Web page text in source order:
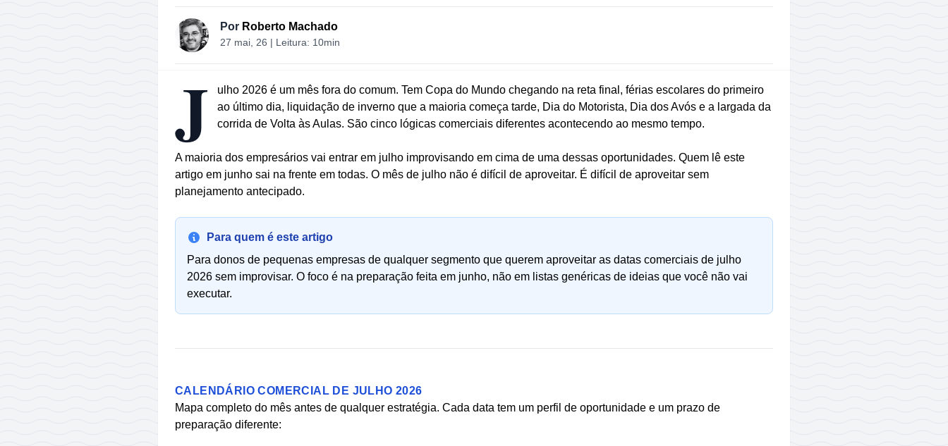
Por Roberto Machado
27 mai, 26 | Leitura: 10min
J
ulho 2026 é um mês fora do comum. Tem Copa do Mundo chegando na reta final, férias escolares do primeiro
ao último dia, liquidação de inverno que a maioria começa tarde, Dia do Motorista, Dia dos Avós e a largada da
corrida de Volta às Aulas. São cinco lógicas comerciais diferentes acontecendo ao mesmo tempo.
A maioria dos empresários vai entrar em julho improvisando em cima de uma dessas oportunidades. Quem lê este
artigo em junho sai na frente em todas. O mês de julho não é difícil de aproveitar. É difícil de aproveitar sem
planejamento antecipado.
Para quem é este artigo
Para donos de pequenas empresas de qualquer segmento que querem aproveitar as datas comerciais de julho
2026 sem improvisar. O foco é na preparação feita em junho, não em listas genéricas de ideias que você não vai
executar.
CALENDÁRIO COMERCIAL DE JULHO 2026
Mapa completo do mês antes de qualquer estratégia. Cada data tem um perfil de oportunidade e um prazo de
preparação diferente: